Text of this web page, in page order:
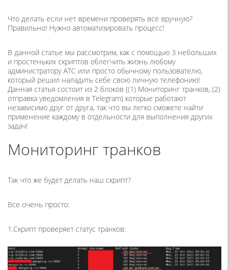
Что делать если нет времени проверять все вручную?
Правильно! Нужно автоматизировать процесс!
В данной статье мы рассмотрим, как с помощью 3 небольших
и простеньких скриптов облегчить жизнь любому
администратору АТС или просто обычному пользователю,
который решил наладить себе свою личную телефонию!
Данная статья состоит из 2 блоков ((1) Мониторинг транков, (2)
отправка уведомления в Telegram) которые работают
независимо друг от друга, так что вы легко сможете найти
применение каждому в отдельности для выполнения других
задач!
Мониторинг транков
Так что же будет делать наш скрипт?
Все очень просто:
1.Скрипт проверяет статус транков: